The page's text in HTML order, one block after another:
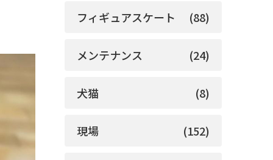
フィギュアスケート (88)
メンテナンス (24)
犬猫 (8)
現場 (152)